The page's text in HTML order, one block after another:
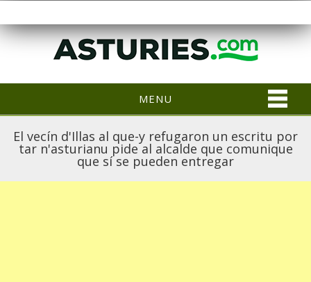
MENU
El vecín d'Illas al que-y refugaron un escritu por
tar n'asturianu pide al alcalde que comunique
que sí se pueden entregar